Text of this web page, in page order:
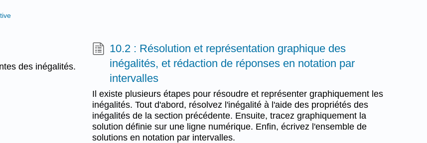
des inégalités.
10.2 : Résolution et représentation graphique des
inégalités, et rédaction de réponses en notation par
intervalles
Il existe plusieurs étapes pour résoudre et représenter graphiquement les
inégalités. Tout d'abord, résolvez l'inégalité à l'aide des propriétés des
inégalités de la section précédente. Ensuite, tracez graphiquement la
solution définie sur une ligne numérique. Enfin, écrivez l'ensemble de
solutions en notation par intervalles.